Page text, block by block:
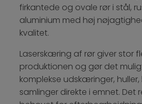
firkantede og ovale rør i stål,
aluminium med høj
kvalitet.
Laserskæring af rør giver stor
produktionen og gør det
komplekse udskæringer,
samlinger direkte i emnet. Det